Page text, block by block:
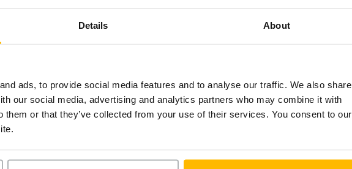
Details About
ads, to provide social media features and to analyse our traffic. We also share
our social media, advertising and analytics partners who may combine it with
them or that they’ve collected from your use of their services. You consent to our
ez a tartalom nem jeleníthető meg.